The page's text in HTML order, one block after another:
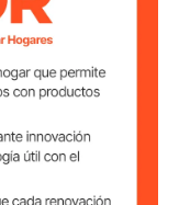
+ ABS
±10%
±10 %